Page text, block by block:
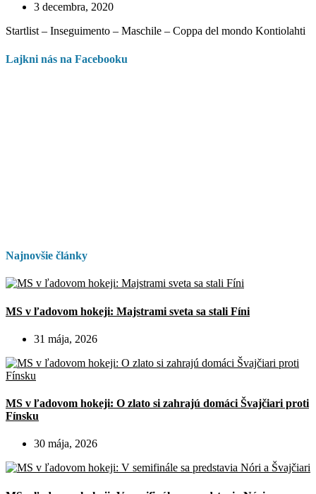
3 decembra, 2020
Startlist – Inseguimento – Maschile – Coppa del mondo Kontiolahti
Lajkni nás na Facebooku
Najnovšie články
MS v ľadovom hokeji: Majstrami sveta sa stali Fíni
31 mája, 2026
MS v ľadovom hokeji: O zlato si zahrajú domáci Švajčiari proti
Fínsku
30 mája, 2026